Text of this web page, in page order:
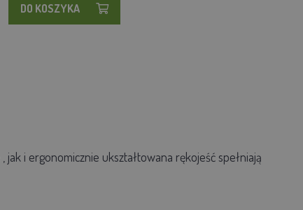
DO KOSZYKA
, jak i ergonomicznie ukształtowana rękojeść spełniają